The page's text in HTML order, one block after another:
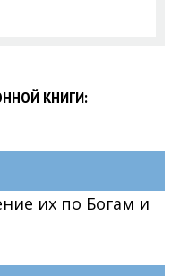
КНИГИ:
их по Богам и